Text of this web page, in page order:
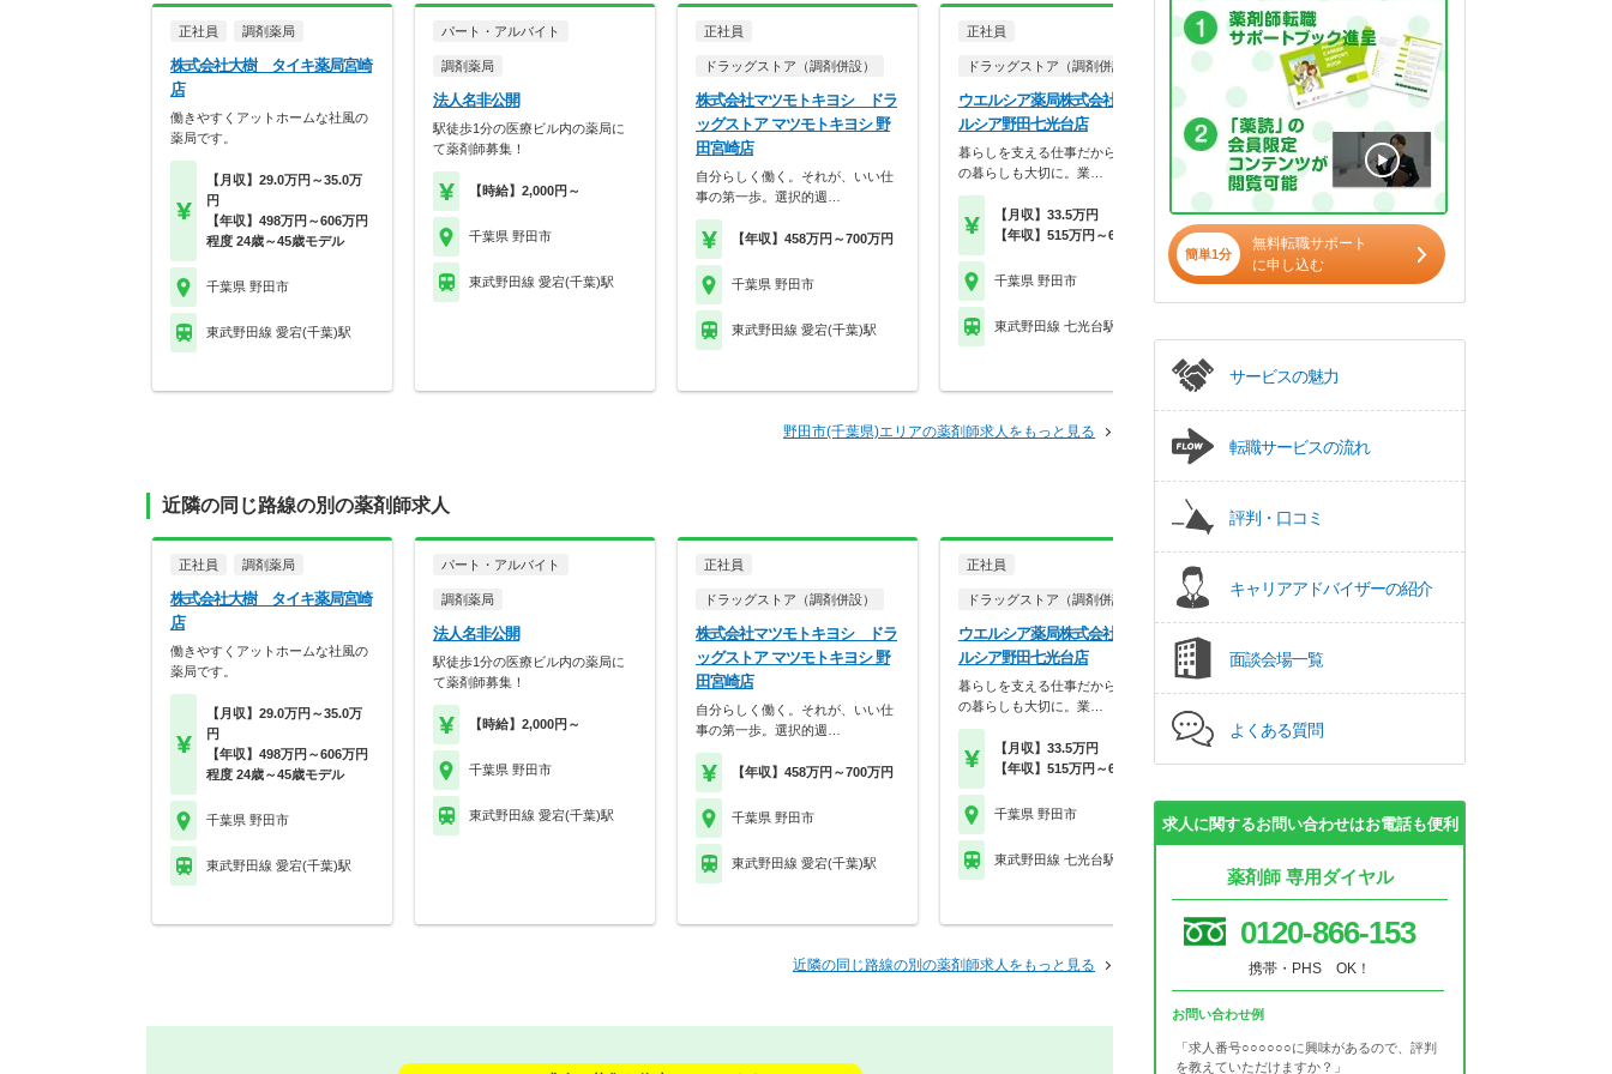
正社員 調剤薬局
株式会社大樹 タイキ薬局宮崎
店
働きやすくアットホームな社風の
薬局です。
【月収】29.0万円～35.0万
円
【年収】498万円～606万円
程度 24歳～45歳モデル
千葉県 野田市
東武野田線 愛宕(千葉)駅
パート・アルバイト
調剤薬局
法人名非公開
駅徒歩1分の医療ビル内の薬局に
て薬剤師募集！
【時給】2,000円～
千葉県 野田市
東武野田線 愛宕(千葉)駅
正社員
ドラッグストア（調剤併設）
株式会社マツモトキヨシ ドラ
ッグストア マツモトキヨシ 野
田宮崎店
自分らしく働く。それが、いい仕
事の第一歩。選択的週…
【年収】458万円～700万円
千葉県 野田市
東武野田線 愛宕(千葉)駅
正社員
ドラッグストア（調剤併設）
ウエルシア薬局株式会社 ウエ
ルシア野田七光台店
暮らしを支える仕事だから、自分
の暮らしも大切に。業…
【月収】33.5万円
【年収】515万円～650万円
千葉県 野田市
東武野田線 七光台駅
正社員
ドラッグストア（調剤併設）
ウエルシア薬局株式会社 ウエ
ルシア野田関宿店
暮らしを支える仕事だから、自分
の暮らしも大切に。業…
【月収】33.5万円
【年収】515万円～650万円
野田市(千葉県)エリアの薬剤師求人をもっと見る
近隣の同じ路線の別の薬剤師求人
正社員 調剤薬局
株式会社大樹 タイキ薬局宮崎
店
働きやすくアットホームな社風の
薬局です。
【月収】29.0万円～35.0万
円
【年収】498万円～606万円
程度 24歳～45歳モデル
千葉県 野田市
東武野田線 愛宕(千葉)駅
パート・アルバイト
調剤薬局
法人名非公開
駅徒歩1分の医療ビル内の薬局に
て薬剤師募集！
【時給】2,000円～
千葉県 野田市
東武野田線 愛宕(千葉)駅
正社員
ドラッグストア（調剤併設）
株式会社マツモトキヨシ ドラ
ッグストア マツモトキヨシ 野
田宮崎店
自分らしく働く。それが、いい仕
事の第一歩。選択的週…
【年収】458万円～700万円
千葉県 野田市
東武野田線 愛宕(千葉)駅
正社員
ドラッグストア（調剤併設）
ウエルシア薬局株式会社 ウエ
ルシア野田七光台店
暮らしを支える仕事だから、自分
の暮らしも大切に。業…
【月収】33.5万円
【年収】515万円～650万円
千葉県 野田市
東武野田線 七光台駅
ドラッグストア（調剤併設）
ン薬局ノア店
円
千葉県 野田市
東武野田線 野田市駅
近隣の同じ路線の別の薬剤師求人をもっと見る
簡単1分
無料転職サポート
に申し込む
サービスの魅力
転職サービスの流れ
評判・口コミ
キャリアアドバイザーの紹介
面談会場一覧
よくある質問
求人に関するお問い合わせはお電話も便利
薬剤師 専用ダイヤル
0120-866-153
携帯・PHS OK！
お問い合わせ例
「求人番号○○○○○○に興味があるので、評判
を教えていただけますか？」